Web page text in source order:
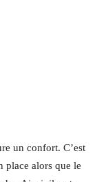
un confort. C’est
place alors que le